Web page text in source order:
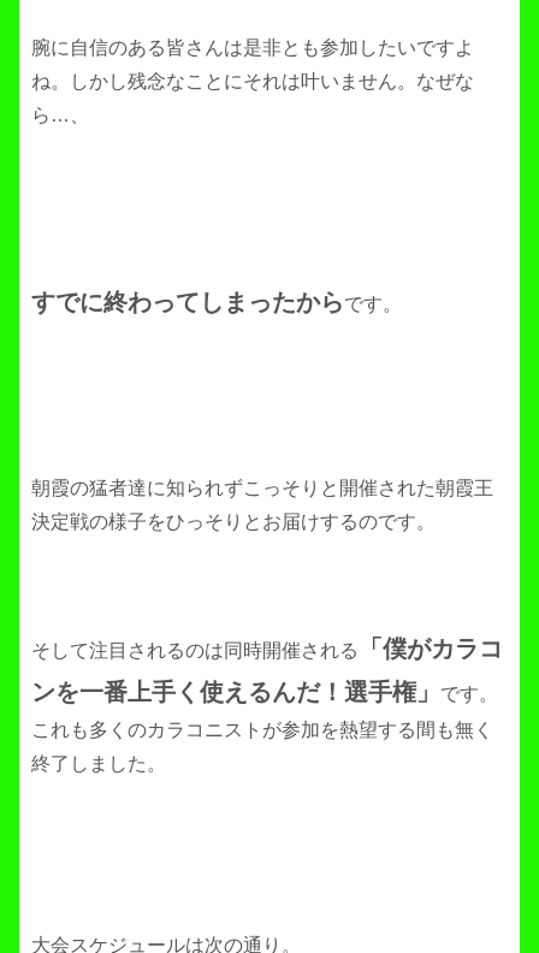
腕に自信のある皆さんは是非とも参加したいですよ
ね。しかし残念なことにそれは叶いません。なぜな
ら…、
すでに終わってしまったからです。
朝霞の猛者達に知られずこっそりと開催された朝霞王
決定戦の様子をひっそりとお届けするのです。
そして注目されるのは同時開催される
「僕がカラコ
ンを一番上手く使えるんだ！選手権」
です。
これも多くのカラコニストが参加を熱望する間も無く
終了しました。
大会スケジュールは次の通り。